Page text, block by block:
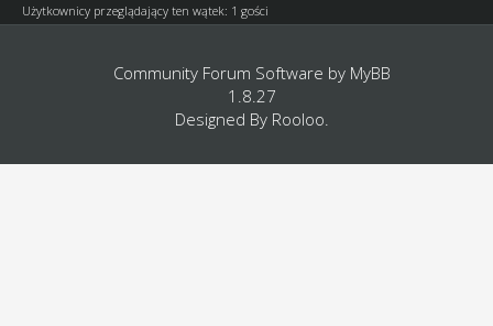
Użytkownicy przeglądający ten wątek: 1 gości
Community Forum Software by MyBB
1.8.27
Designed By Rooloo